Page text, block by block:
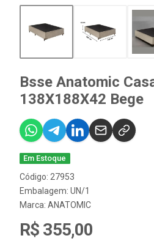
Bsse Anatomic
138X188X42 Bege
Em Estoque
Código: 27953
Embalagem: UN/1
Marca: ANATOMIC
R$ 355,00